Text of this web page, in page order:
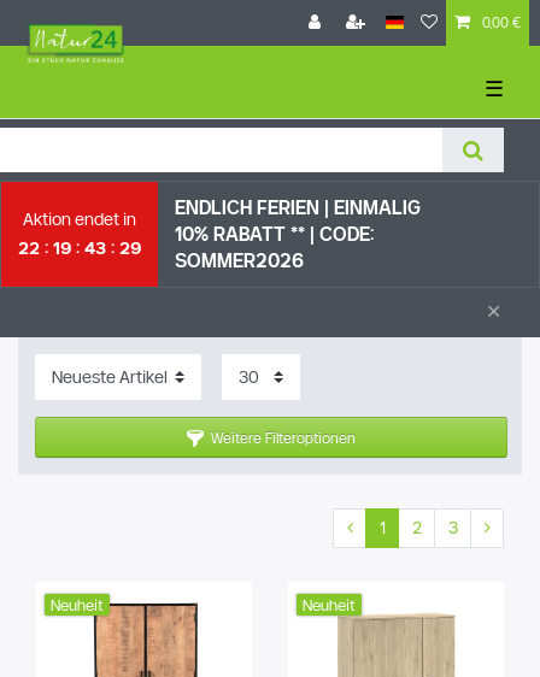
0,00 €
☰
Aktion endet in
22
19 43 28
ENDLICH FERIEN | EI NMALIG
10% RABATT ** | CODE:
SOMMER2026
×
Weitere Filteroptionen
1 2 3
Neuheit Neuheit